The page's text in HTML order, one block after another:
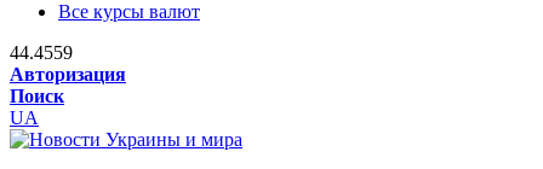
Все курсы валют
44.4559
Авторизация
Поиск
UA